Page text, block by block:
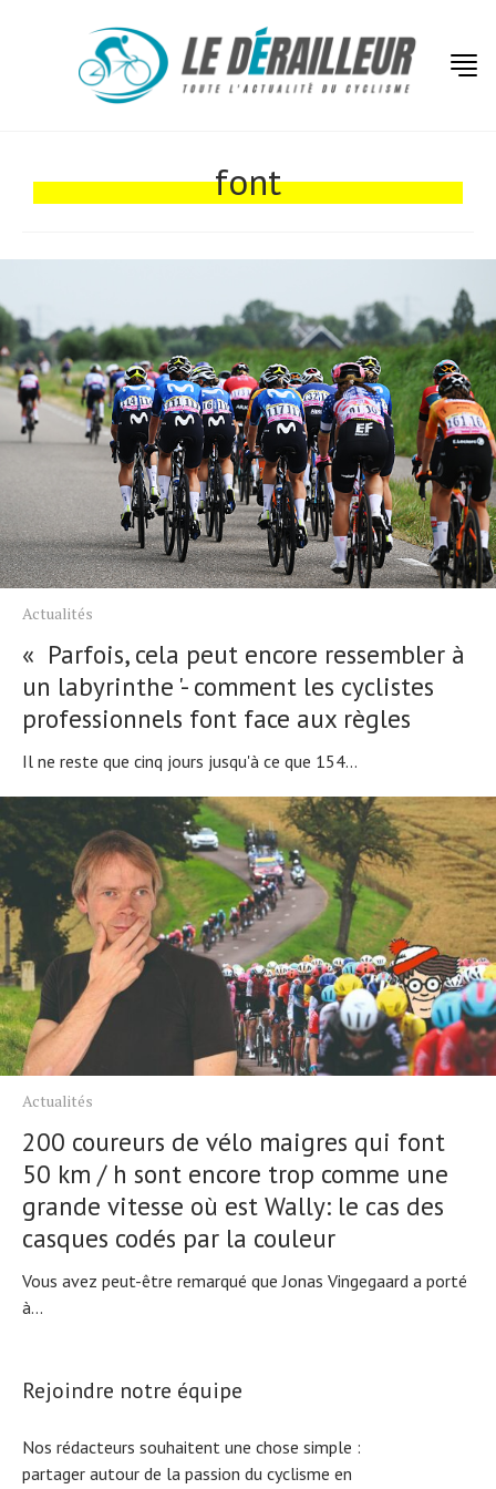
font
Actualités
« Parfois, cela peut encore ressembler à
un labyrinthe '- comment les cyclistes
professionnels font face aux règles
Il ne reste que cinq jours jusqu'à ce que 154...
Actualités
200 coureurs de vélo maigres qui font
50 km / h sont encore trop comme une
grande vitesse où est Wally: le cas des
casques codés par la couleur
Vous avez peut-être remarqué que Jonas Vingegaard a porté
à...
Rejoindre notre équipe
Nos rédacteurs souhaitent une chose simple :
partager autour de la passion du cyclisme en
Tests de produits
Tendances
Tous nos articles
À propos